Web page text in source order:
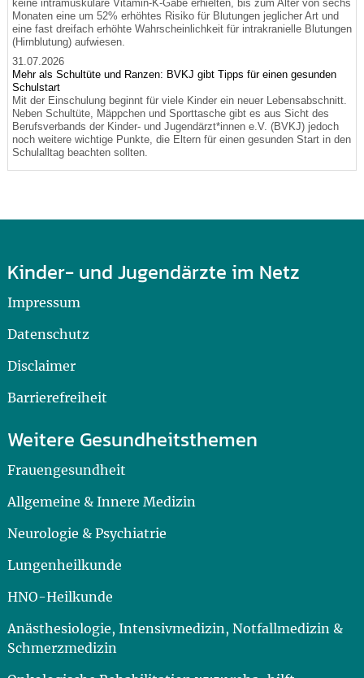
keine intramuskuläre Vitamin-K-Gabe erhielten, bis zum Alter von sechs
Monaten eine um 52% erhöhtes Risiko für Blutungen jeglicher Art und
eine fast dreifach erhöhte Wahrscheinlichkeit für intrakranielle Blutungen
(Hirnblutung) aufwiesen.
31.07.2026
Mehr als Schultüte und Ranzen: BVKJ gibt Tipps für einen gesunden
Schulstart
Mit der Einschulung beginnt für viele Kinder ein neuer Lebensabschnitt.
Neben Schultüte, Mäppchen und Sporttasche gibt es aus Sicht des
Berufsverbands der Kinder- und Jugendärzt*innen e.V. (BVKJ) jedoch
noch weitere wichtige Punkte, die Eltern für einen gesunden Start in den
Schulalltag beachten sollten.
Kinder- und Jugendärzte im Netz
Impressum
Datenschutz
Disclaimer
Barrierefreiheit
Weitere Gesundheitsthemen
Frauengesundheit
Allgemeine & Innere Medizin
Neurologie & Psychiatrie
Lungenheilkunde
HNO-Heilkunde
Anästhesiologie, Intensivmedizin, Notfallmedizin &
Schmerzmedizin